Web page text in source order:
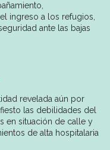
ingreso a los refugios,
ante las bajas
revelada aún por
las debilidades del
en situación de calle y
de alta hospitalaria